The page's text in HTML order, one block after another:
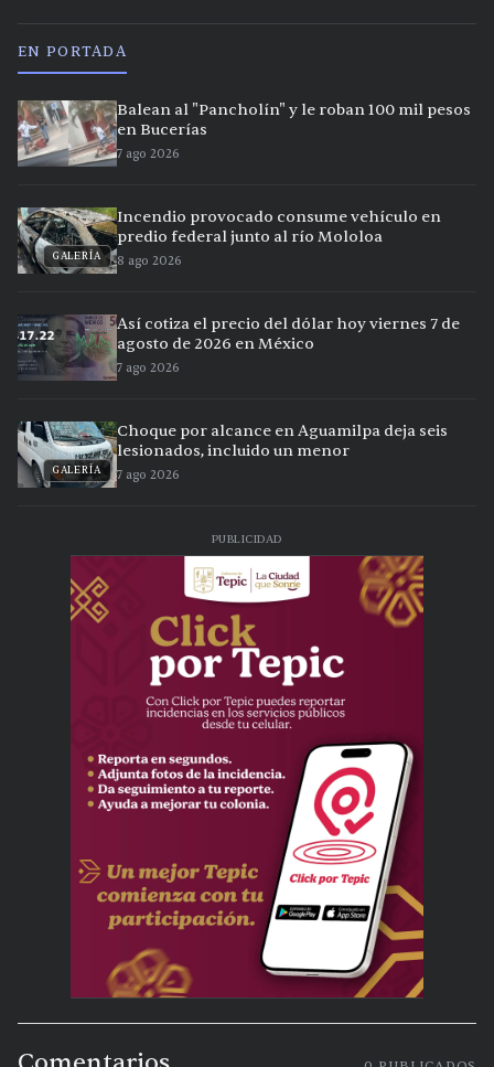
EN PORTADA
Balean al "Pancholín" y le roban 100 mil pesos
en Bucerías
7 ago 2026
GALERÍA
Incendio provocado consume vehículo en
predio federal junto al río Mololoa
8 ago 2026
Así cotiza el precio del dólar hoy viernes 7 de
agosto de 2026 en México
7 ago 2026
GALERÍA
Choque por alcance en Aguamilpa deja seis
lesionados, incluido un menor
7 ago 2026
PUBLICIDAD